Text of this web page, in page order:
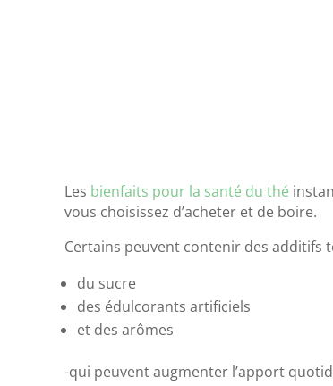
Les bienfaits pour la santé du thé
vous choisissez d’acheter et de boire.
Certains peuvent contenir des additifs
du sucre
des édulcorants artificiels
et des arômes
-qui peuvent augmenter l’apport